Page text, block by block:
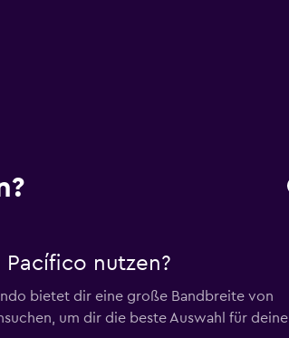
nutzen?
bietet dir eine große Bandbreite von
um dir die beste Auswahl für deine